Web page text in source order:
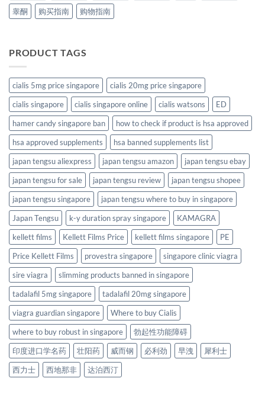
睾酮
购买指南 购物指南
PRODUCT TAGS
cialis 5mg price singapore
cialis 20mg price singapore
cialis singapore
cialis singapore online cialis watsons
ED
hamer candy singapore ban
how to check if product is hsa approved
hsa approved supplements
hsa banned supplements list
japan tengsu aliexpress
japan tengsu amazon
japan tengsu ebay
japan tengsu for sale
japan tengsu review
japan tengsu shopee
japan tengsu singapore
japan tengsu where to buy in singapore
Japan Tengsu
k-y duration spray singapore
KAMAGRA
kellett films
Kellett Films Price kellett films singapore
PE
Price Kellett Films
provestra singapore
singapore clinic viagra
sire viagra
slimming products banned in singapore
tadalafil 5mg singapore
tadalafil 20mg singapore
viagra guardian singapore
Where to buy Cialis
where to buy robust in singapore
勃起性功能障碍
印度进口学名药
壮阳药 威而钢 必利劲 早洩
犀利士
西力士
西地那非 达泊西汀